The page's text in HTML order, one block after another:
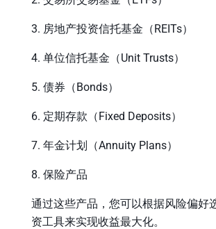
3. 房地产投资信托基金 （REITs）
4. 单位信托基金 （Unit Trusts）
5. 债券（Bonds）
6. 定期存款（Fixed Deposits）
7. 年金计划（Annuity Plans）
8. 保险产品
通过这些产品，您可以根据风险偏好
资工具来实现收益最大化。